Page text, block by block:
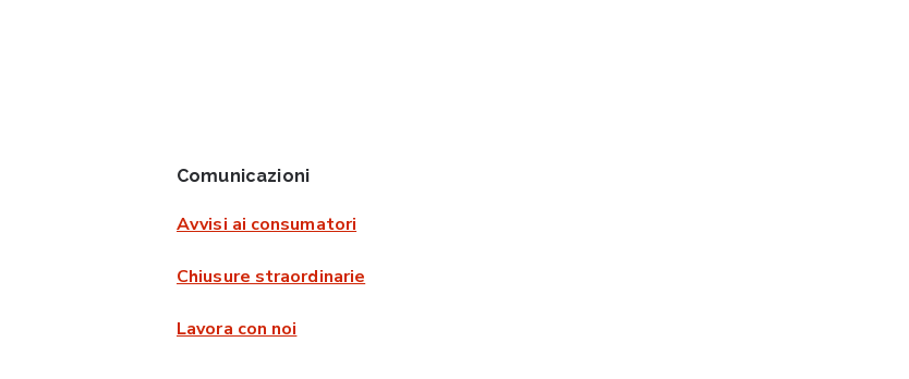
Comunicazioni
Avvisi ai consumatori
Chiusure straordinarie
Lavora con noi